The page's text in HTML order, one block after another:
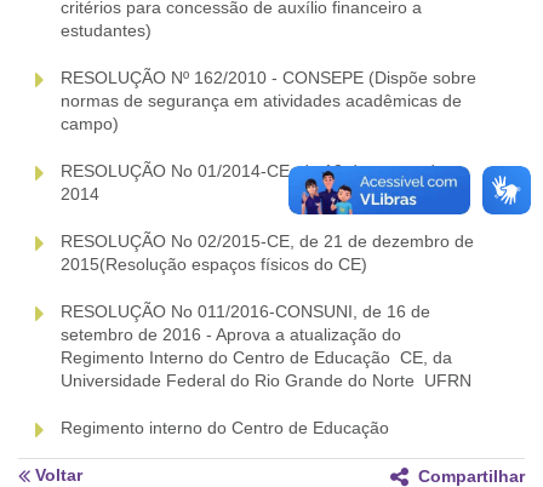
critérios para concessão de auxílio financeiro a
estudantes)
RESOLUÇÃO Nº 162/2010 - CONSEPE (Dispõe sobre
normas de segurança em atividades acadêmicas de
campo)
RESOLUÇÃO No 01/2014-CE, de 13 de março de
2014
RESOLUÇÃO No 02/2015-CE, de 21 de dezembro de
2015(Resolução espaços físicos do CE)
RESOLUÇÃO No 011/2016-CONSUNI, de 16 de
setembro de 2016 - Aprova a atualização do
Regimento Interno do Centro de Educação  CE, da
Universidade Federal do Rio Grande do Norte  UFRN
Regimento interno do Centro de Educação
Voltar Compartilhar